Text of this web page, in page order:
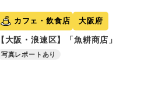
カフェ・飲食店 大阪府
【大阪・浪速区】「魚耕商店」
写真レポートあり